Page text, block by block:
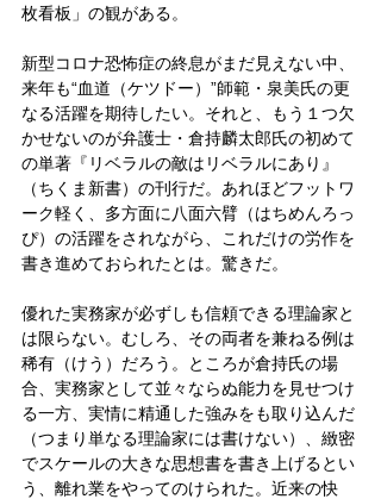
枚看板」の観がある。
新型コロナ恐怖症の終息がまだ見えない中、
来年も“血道（ケツドー）”師範・泉美氏の更
なる活躍を期待したい。それと、もう１つ欠
かせないのが弁護士・倉持麟太郎氏の初めて
の単著『リベラルの敵はリベラルにあり』
（ちくま新書）の刊行だ。あれほどフットワ
ーク軽く、多方面に八面六臂（はちめんろっ
ぴ）の活躍をされながら、これだけの労作を
書き進めておられたとは。驚きだ。
優れた実務家が必ずしも信頼できる理論家と
は限らない。むしろ、その両者を兼ねる例は
稀有（けう）だろう。ところが倉持氏の場
合、実務家として並々ならぬ能力を見せつけ
る一方、実情に精通した強みをも取り込んだ
（つまり単なる理論家には書けない）、緻密
でスケールの大きな思想書を書き上げるとい
う、離れ業をやってのけられた。近来の快